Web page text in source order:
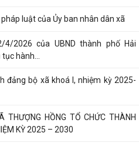
luật của Ủy ban nhân dân xã
4/2026 của UBND thành phố Hải
hành...
đảng bộ xã khoá I, nhiệm kỳ 2025-
THƯỢNG HỒNG TỔ CHỨC THÀNH
KỲ 2025 – 2030